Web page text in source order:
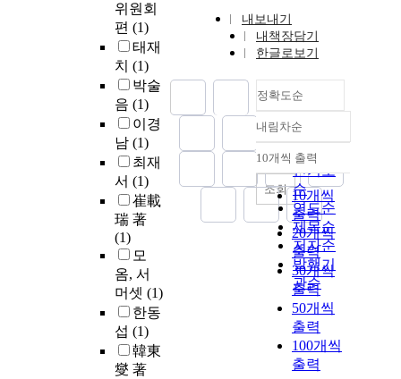
위원회
편 (1)
태재
치 (1)
박술
음 (1)
이경
남 (1)
최재
서 (1)
崔載
瑞 著
(1)
모
옴, 서
머셋 (1)
한동
섭 (1)
韓東
燮 著
내보내기
내책장담기
한글로보기
정확도순
정확도
순
인기도
순
연도순
제목순
저자순
발행기
관순
내림차순
내림차순
10개씩 출력
10개씩
출력
20개씩
출력
30개씩
출력
50개씩
출력
100개씩
출력
조회